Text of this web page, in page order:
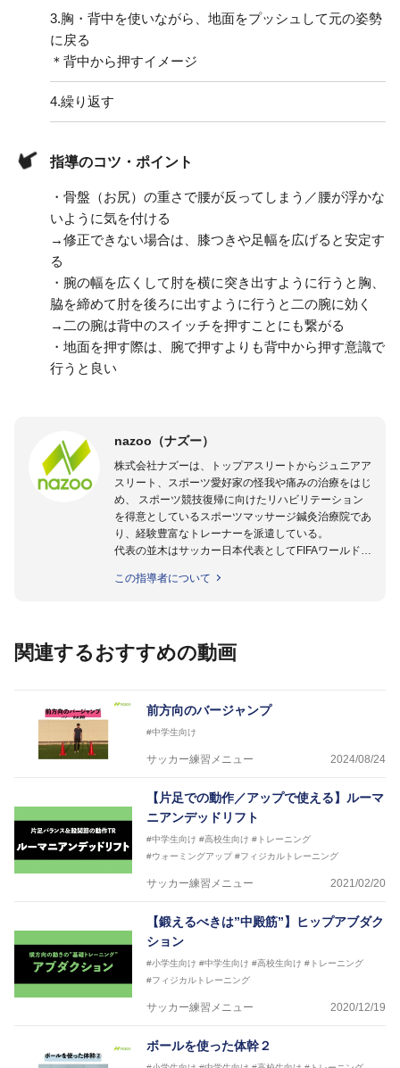
3.胸・背中を使いながら、地面をプッシュして元の姿勢
に戻る
＊背中から押すイメージ
4.繰り返す
指導のコツ・ポイント
・骨盤（お尻）の重さで腰が反ってしまう／腰が浮かな
いように気を付ける
→修正できない場合は、膝つきや足幅を広げると安定す
る
・腕の幅を広くして肘を横に突き出すように行うと胸、
脇を締めて肘を後ろに出すように行うと二の腕に効く
→二の腕は背中のスイッチを押すことにも繋がる
・地面を押す際は、腕で押すよりも背中から押す意識で
行うと良い
nazoo（ナズー）
株式会社ナズーは、トップアスリートからジュニアア
スリート、スポーツ愛好家の怪我や痛みの治療をはじ
め、 スポーツ競技復帰に向けたリハビリテーション
を得意としているスポーツマッサージ鍼灸治療院であ
り、経験豊富なトレーナーを派遣している。
代表の並木はサッカー日本代表としてFIFAワールドカ
のほかU-23日本代表のアスレティックトレーナーと
世代のサッカーを中心に、WJBL、社会人ラグビー、
を派遣している。
さらには講演会やセミナー、専門学校などの教育機関
に講師を派遣するなど後進育成にも力を入れている。
「一人一人の健康な人生をサポートする」を企業理念
からサポートし、一人一人の「楽しく、豊かに、生き
生きと」生きる、そんな『健康な人生』をサポートし
ている。
この指導者について
関連するおすすめの動画
前方向のバージャンプ
#中学生向け
サッカー練習メニュー 2024/08/24
【片足での動作／アップで使える】ルーマ
ニアンデッドリフト
#中学生向け #高校生向け #トレーニング
#ウォーミングアップ #フィジカルトレーニング
サッカー練習メニュー 2021/02/20
【鍛えるべきは”中殿筋”】ヒップアブダク
ション
#小学生向け #中学生向け #高校生向け #トレーニング
#フィジカルトレーニング
サッカー練習メニュー 2020/12/19
ボールを使った体幹２